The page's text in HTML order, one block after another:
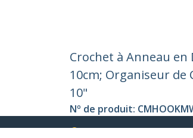
Crochet à Anneau en
10cm; Organiseur de
10"
Nº de produit:
Devenir partenaire